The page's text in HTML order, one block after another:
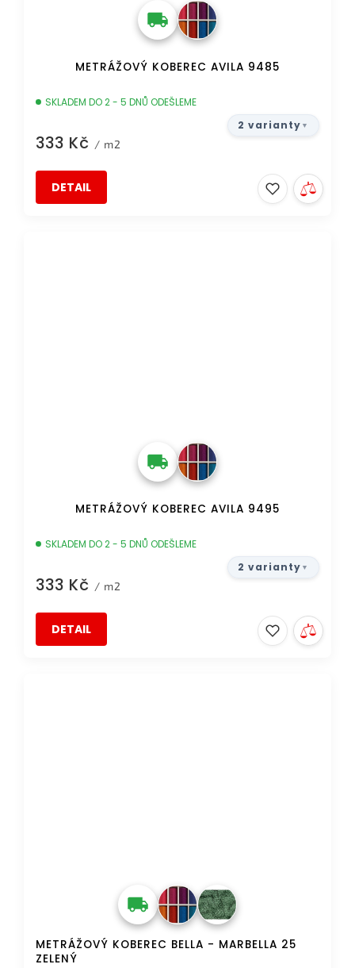
METRÁŽOVÝ KOBEREC AVILA 9485
SKLADEM DO 2 - 5 DNŮ ODEŠLEME
333 Kč / m2
DETAIL
2 varianty
METRÁŽOVÝ KOBEREC AVILA 9495
SKLADEM DO 2 - 5 DNŮ ODEŠLEME
333 Kč / m2
DETAIL
2 varianty
METRÁŽOVÝ KOBEREC BELLA - MARBELLA 25
ZELENÝ